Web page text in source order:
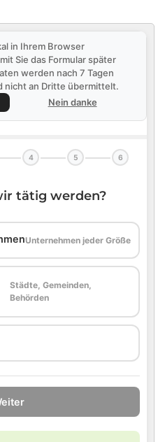
in Ihrem Browser
Sie das Formular später
werden nach 7 Tagen
nicht an Dritte übermittelt.
Nein danke
4 5 6
tätig werden?
Unternehmen jeder Größe
Städte, Gemeinden,
Behörden